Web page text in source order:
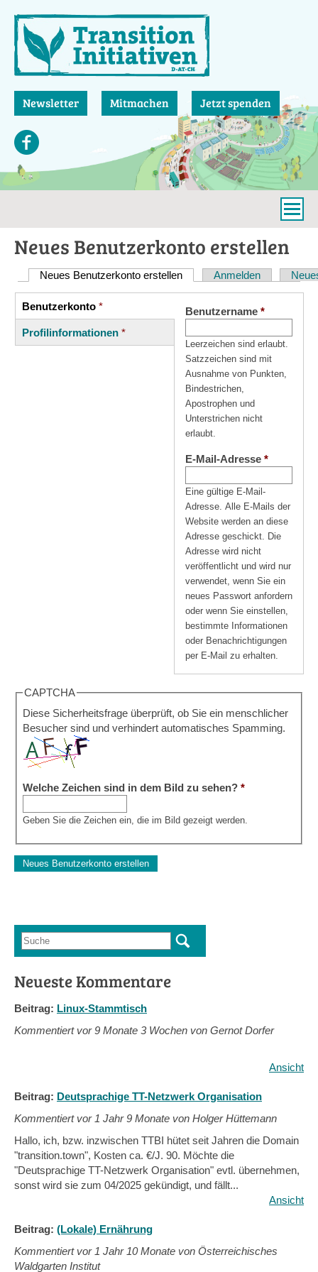
zum
Inhalt
Newsletter Mitmachen Jetzt spenden
Neues Benutzerkonto erstellen
Haupt-
Reiter
Neues Benutzerkonto erstellen (aktiver Reiter)
Anmelden
Vertikale
Reiter
Benutzerkonto *
(aktiver
Reiter)
Profilinformationen *
Benutzername *
Leerzeichen sind erlaubt.
Satzzeichen sind mit
Ausnahme von Punkten,
Bindestrichen,
Apostrophen und
Unterstrichen nicht
erlaubt.
E-Mail-Adresse *
Eine gültige E-Mail-
Adresse. Alle E-Mails der
Website werden an diese
Adresse geschickt. Die
Adresse wird nicht
veröffentlicht und wird nur
verwendet, wenn Sie ein
neues Passwort anfordern
oder wenn Sie einstellen,
bestimmte Informationen
oder Benachrichtigungen
per E-Mail zu erhalten.
CAPTCHA
Diese Sicherheitsfrage überprüft, ob Sie ein menschlicher
Besucher sind und verhindert automatisches Spamming.
Welche Zeichen sind in dem Bild zu sehen? *
Geben Sie die Zeichen ein, die im Bild gezeigt werden.
Suchformular
Suche
Neueste Kommentare
Beitrag: Linux-Stammtisch
Kommentiert vor9 Monate 3 Wochen von Gernot Dorfer
Ansicht
Beitrag: Deutsprachige TT-Netzwerk Organisation
Kommentiert vor 1 Jahr 9 Monate von Holger Hüttemann
Hallo, ich, bzw. inzwischen TTBI hütet seit Jahren die Domain
"transition.town", Kosten ca. €/J. 90. Möchte die
"Deutsprachige TT-Netzwerk Organisation" evtl. übernehmen,
sonst wird sie zum 04/2025 gekündigt, und fällt...
Ansicht
Beitrag: (Lokale) Ernährung
Kommentiert vor 1 Jahr 10 Monate von Österreichisches
Waldgarten Institut